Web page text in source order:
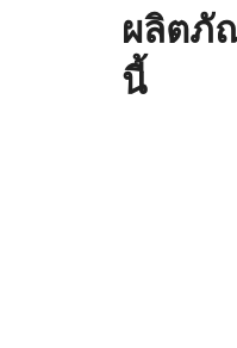
ผลิตภั
นี้